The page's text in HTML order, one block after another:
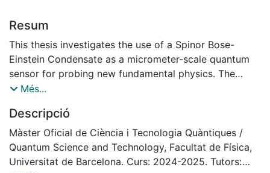
Resum
This thesis investigates the use of a Spinor Bose-
Einstein Condensate as a micrometer-scale quantum
sensor for probing new fundamental physics. The
sensor’s sensitivity is limited by a complex interplay of
develop a theoretical framework to identify, model,
and quantify these limitations, using the truncated
Wigner approximation to capture interactioninduced
shearing of the quantum noise and project sensitivity
Més...
Descripció
Màster Oficial de Ciència i Tecnologia Quàntiques /
Quantum Science and Technology, Facultat de Física,
Universitat de Barcelona. Curs: 2024-2025. Tutors: